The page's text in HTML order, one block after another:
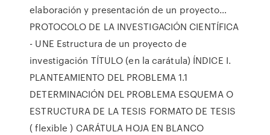
elaboración y presentación de un proyecto…
PROTOCOLO DE LA INVESTIGACIÓN CIENTÍFICA
- UNE Estructura de un proyecto de
investigación TÍTULO (en la carátula) ÍNDICE I.
PLANTEAMIENTO DEL PROBLEMA 1.1
DETERMINACIÓN DEL PROBLEMA ESQUEMA O
ESTRUCTURA DE LA TESIS FORMATO DE TESIS
( flexible ) CARÁTULA HOJA EN BLANCO